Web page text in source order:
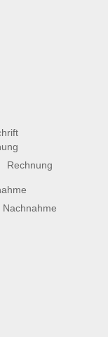
Rechnung
Nachnahme